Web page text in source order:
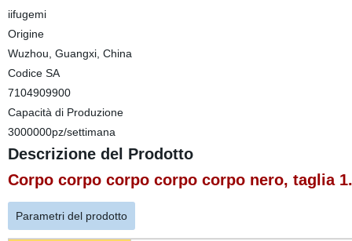
iifugemi
Origine
Wuzhou, Guangxi, China
Codice SA
7104909900
Capacità di Produzione
3000000pz/settimana
Descrizione del Prodotto
Corpo corpo corpo corpo corpo nero, taglia
Parametri del prodotto